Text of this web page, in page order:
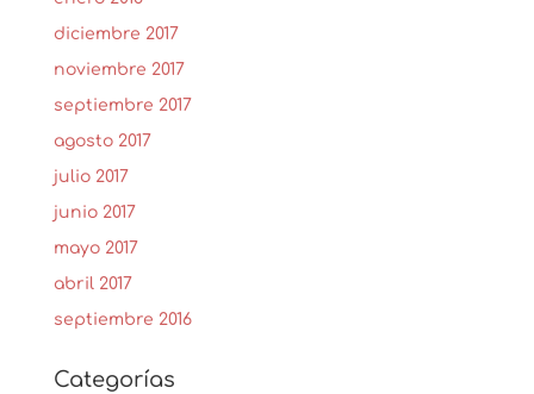
diciembre 2017
noviembre 2017
septiembre 2017
agosto 2017
julio 2017
junio 2017
mayo 2017
abril 2017
septiembre 2016
Categorías